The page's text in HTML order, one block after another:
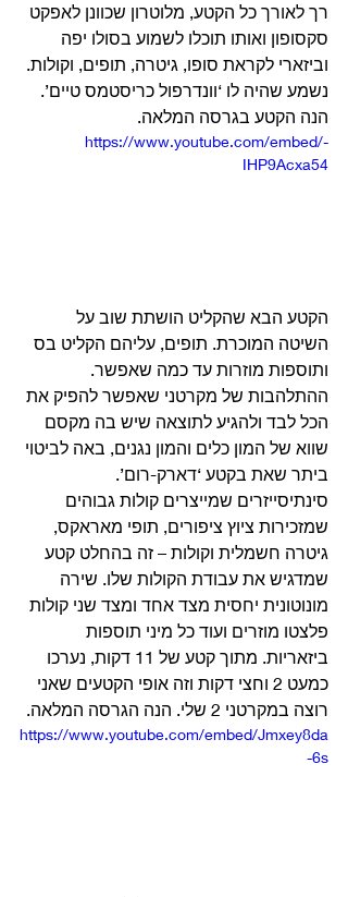
רך לאורך כל הקטע, מלוטרון שכוונן לאפקט
סקסופון ואותו תוכלו לשמוע בסולו יפה
וביזארי לקראת סופו, גיטרה, תופים, וקולות.
נשמע שהיה לו ‘וונדרפול כריסטמס טיים’.
הנה הקטע בגרסה המלאה.
https://www.youtube.com/embed/-
IHP9Acxa54
הקטע הבא שהקליט הושתת שוב על
השיטה המוכרת. תופים, עליהם הקליט בס
ותוספות מוזרות עד כמה שאפשר.
ההתלהבות של מקרטני שאפשר להפיק את
הכל לבד ולהגיע לתוצאה שיש בה מקסם
שווא של המון כלים והמון נגנים, באה לביטוי
ביתר שאת בקטע ‘דארק-רום’.
סינתיסייזרים שמייצרים קולות גבוהים
שמזכירות ציוץ ציפורים, תופי מאראקס,
גיטרה חשמלית וקולות – זה בהחלט קטע
שמדגיש את עבודת הקולות שלו. שירה
מונוטונית יחסית מצד אחד ומצד שני קולות
פלצטו מוזרים ועוד כל מיני תוספות
ביזאריות. מתוך קטע של 11 דקות, נערכו
כמעט 2 וחצי דקות וזה אופי הקטעים שאני
רוצה במקרטני 2 שלי. הנה הגרסה המלאה.
https://www.youtube.com/embed/Jmxey8da
-6s